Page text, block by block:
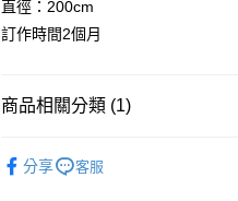
ATM付款
每筆NT$80，滿NT$5,000(含以上)
直徑：200cm
訂作時間2個月
商品相關分類 (1)
分享
客服